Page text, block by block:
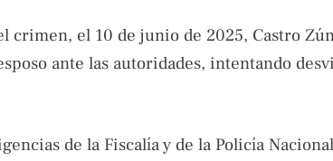
crimen, el 10 de junio de 2025, Castro
ante las autoridades, intentando
de la Fiscalía y de la Policía